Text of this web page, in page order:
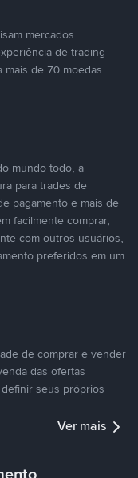
mercados
de trading
de 70 moedas
mundo todo, a
para trades de
pagamento e mais de
facilmente comprar,
com outros usuários,
preferidos em um
de comprar e vender
das ofertas
seus próprios
Ver mais